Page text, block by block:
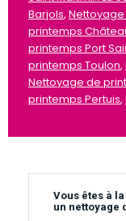
Barjols,
printemps
printemps Port
printemps Toulon,
Nettoyage de
printemps Pertuis,
Vous êtes à
un nettoyage